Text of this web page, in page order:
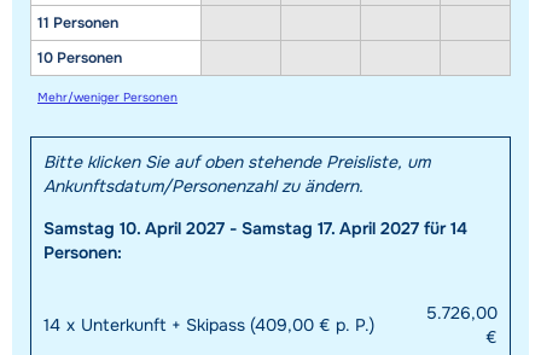
11 Personen
10 Personen
Mehr/weniger Personen
Bitte klicken Sie auf oben stehende Preisliste, um
Ankunftsdatum/Personenzahl zu ändern.
Samstag 10. April 2027 - Samstag 17. April 2027 für 14
Personen:
14 x Unterkunft + Skipass (409,00 € p. P.)
5.726,00
€